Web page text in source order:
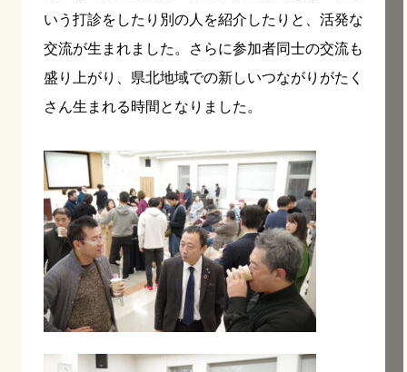
いう打診をしたり別の人を紹介したりと、活発な
交流が生まれました。さらに参加者同士の交流も
盛り上がり、県北地域での新しいつながりがたく
さん生まれる時間となりました。